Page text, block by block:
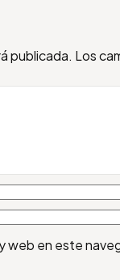
publicada. Los
en este